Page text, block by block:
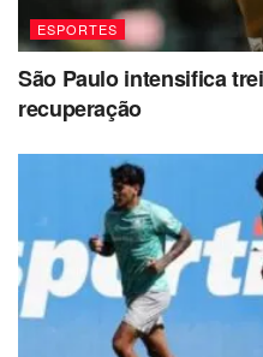
ESPORTES
São Paulo intensifica
recuperação